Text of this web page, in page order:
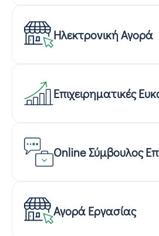
Ηλεκτρονική Αγορά
Επιχειρηματικές
Online Σύμβουλος
Αγορά Εργασίας